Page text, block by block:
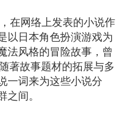
在网络上发表的小说作
以日本角色扮演游戏为
法风格的冒险故事，曾
著故事题材的拓展与多
一词来为这些小说分
间。